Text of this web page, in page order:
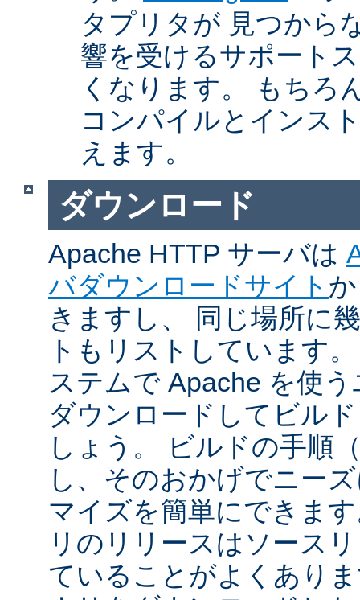
タプリタが 見つから
響を受けるサポート
くなります。 もちろ
コンパイルとインス
えます。
ダウンロード
Apache HTTP サーバは
バダウンロードサイト
きますし、 同じ場所に
トもリストしています
ステムで Apache を使
ダウンロードしてビル
しょう。 ビルドの手順
し、そのおかげでニー
マイズを簡単にできま
リのリリースはソース
ていることがよくあり